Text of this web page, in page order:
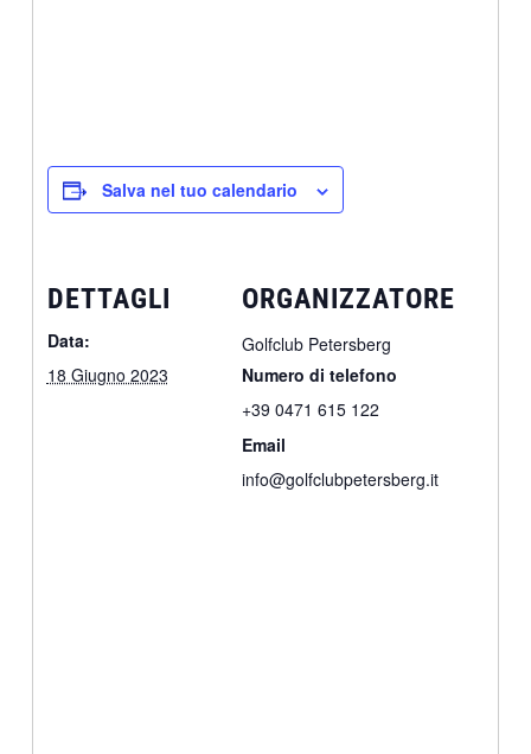
Salva nel tuo calendario
DETTAGLI
Data:
18 Giugno 2023
ORGANIZZATORE
Golfclub Petersberg
Numero di telefono
+39 0471 615 122
Email
info@golfclubpetersberg.it